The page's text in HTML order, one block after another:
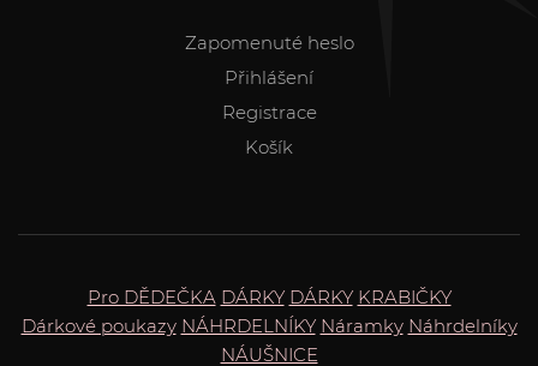
Zapomenuté heslo
Přihlášení
Registrace
Košík
Pro DĚDEČKA DÁRKY DÁRKY KRABIČKY
Dárkové poukazy NÁHRDELNÍKY Náramky Náhrdelníky
NÁUŠNICE